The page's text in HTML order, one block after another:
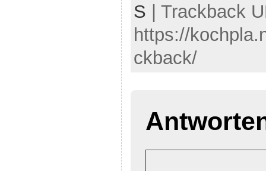
S | Trackback
https://
ckback/